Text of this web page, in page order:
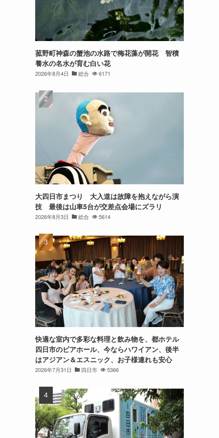
菰野町神森の蟹池の水路で梅花藻が開花 智積
養水の名水が育む白い花
2026年8月4日 総合 6171
大四日市まつり 大入道は故障を抱えながら演
技 最後は山車5台が交差点会場にズラリ
2026年8月3日 総合 5614
快適な室内で多彩な料理と飲み物を、都ホテル
四日市のビアホール、今ならハワイアン、後半
はアジアン＆エスニック、お子様連れも安心
2026年7月31日 四日市 5366